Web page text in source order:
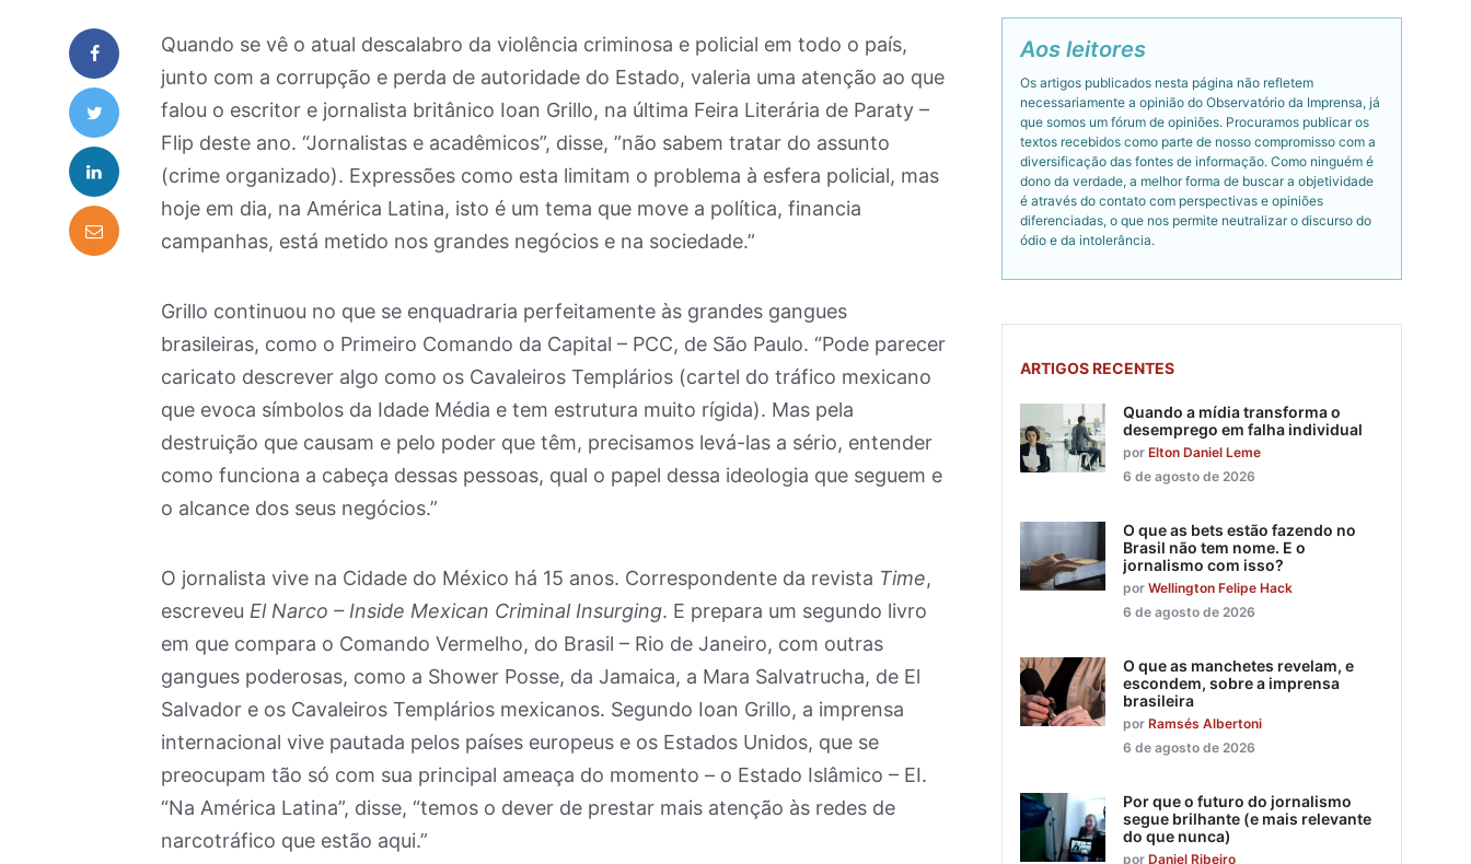
Quando se vê o atual descalabro da violência criminosa e policial em todo o país,
junto com a corrupção e perda de autoridade do Estado, valeria uma atenção ao que
falou o escritor e jornalista britânico Ioan Grillo, na última Feira Literária de Paraty –
Flip deste ano. “Jornalistas e acadêmicos”, disse, ”não sabem tratar do assunto
(crime organizado). Expressões como esta limitam o problema à esfera policial, mas
hoje em dia, na América Latina, isto é um tema que move a política, financia
campanhas, está metido nos grandes negócios e na sociedade.”
Grillo continuou no que se enquadraria perfeitamente às grandes gangues
brasileiras, como o Primeiro Comando da Capital – PCC, de São Paulo. “Pode parecer
caricato descrever algo como os Cavaleiros Templários (cartel do tráfico mexicano
que evoca símbolos da Idade Média e tem estrutura muito rígida). Mas pela
destruição que causam e pelo poder que têm, precisamos levá-las a sério, entender
como funciona a cabeça dessas pessoas, qual o papel dessa ideologia que seguem e
o alcance dos seus negócios.”
O jornalista vive na Cidade do México há 15 anos. Correspondente da revista Time,
escreveu El Narco – Inside Mexican Criminal Insurging. E prepara um segundo livro
em que compara o Comando Vermelho, do Brasil – Rio de Janeiro, com outras
gangues poderosas, como a Shower Posse, da Jamaica, a Mara Salvatrucha, de El
Salvador e os Cavaleiros Templários mexicanos. Segundo Ioan Grillo, a imprensa
internacional vive pautada pelos países europeus e os Estados Unidos, que se
preocupam tão só com sua principal ameaça do momento – o Estado Islâmico – EI.
“Na América Latina”, disse, “temos o dever de prestar mais atenção às redes de
narcotráfico que estão aqui.”
Aos leitores
Os artigos publicados nesta página não refletem
necessariamente a opinião do Observatório da Imprensa, já
que somos um fórum de opiniões. Procuramos publicar os
textos recebidos como parte de nosso compromisso com a
diversificação das fontes de informação. Como ninguém é
dono da verdade, a melhor forma de buscar a objetividade
é através do contato com perspectivas e opiniões
diferenciadas, o que nos permite neutralizar o discurso do
ódio e da intolerância.
ARTIGOS RECENTES
Quando a mídia transforma o
desemprego em falha individual
por Elton Daniel Leme
6 de agosto de 2026
O que as bets estão fazendo no
Brasil não tem nome. E o
jornalismo com isso?
por Wellington Felipe Hack
6 de agosto de 2026
O que as manchetes revelam, e
escondem, sobre a imprensa
brasileira
por Ramsés Albertoni
6 de agosto de 2026
Por que o futuro do jornalismo
segue brilhante (e mais relevante
do que nunca)
por Daniel Ribeiro